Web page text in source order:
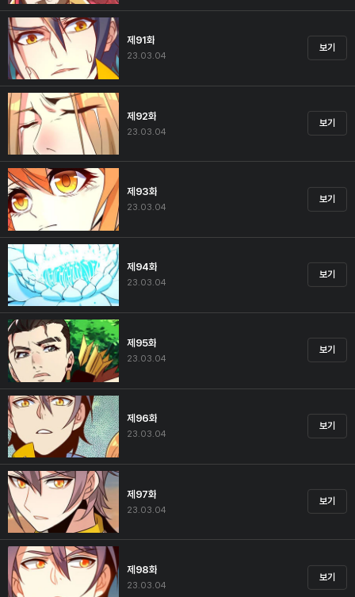
제91화
23.03.04
보기
제92화
23.03.04
보기
제93화
23.03.04
보기
제94화
23.03.04
보기
제95화
23.03.04
보기
제96화
23.03.04
보기
제97화
23.03.04
보기
제98화
23.03.04
보기